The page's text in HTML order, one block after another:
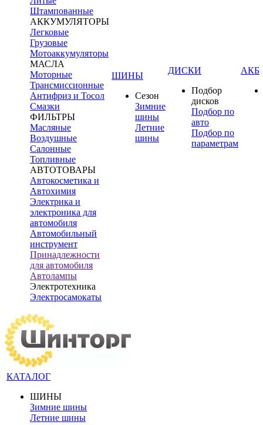
Штампованные
АККУМУЛЯТОРЫ
Легковые
Грузовые
Мотоаккумуляторы
МАСЛА
Моторные
Трансмиссионные
Антифриз и Тосол
Смазки
ФИЛЬТРЫ
Масляные
Воздушные
Салонные
Топливные
АВТОТОВАРЫ
Автокосметика и
Автохимия
Электрика и
электроника для
автомобиля
Автомобильный
инструмент
Принадлежности
для автомобиля
Автолампы
Электротехника
Электросамокаты
ШИНЫ
Сезон
Зимние
шины
Летние
шины
ДИСКИ
Подбор
дисков
Подбор по
авто
Подбор по
параметрам
АКБ
КАТАЛОГ
ШИНЫ
Зимние шины
Летние шины